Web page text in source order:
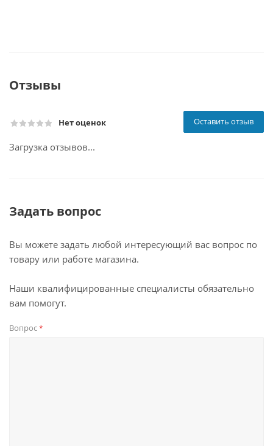
Отзывы
Нет оценок Оставить отзыв
Загрузка отзывов...
Задать вопрос
Вы можете задать любой интересующий вас вопрос по
товару или работе магазина.
Наши квалифицированные специалисты обязательно
вам помогут.
Вопрос*